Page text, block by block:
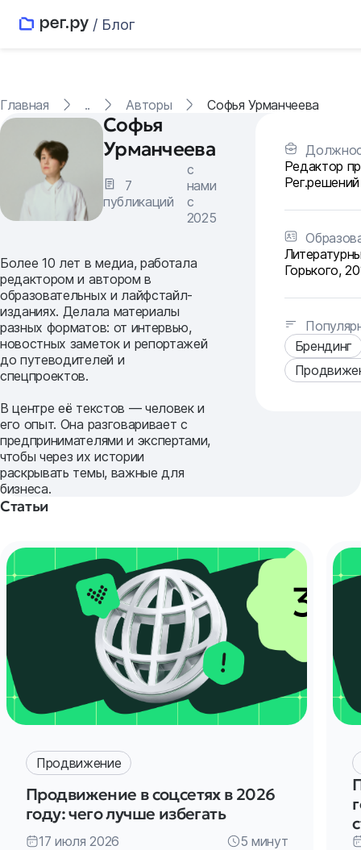
/ Блог
Главная .. Авторы Софья Урманчеева
Софья
Урманчеева
7
публикаций
с
нами
с
2025
Более 10 лет в медиа, работала
редактором и автором в
образовательных и лайфстайл-
изданиях. Делала материалы
разных форматов: от интервью,
новостных заметок и репортажей
до путеводителей и
спецпроектов.
В центре её текстов — человек и
его опыт. Она разговаривает с
предпринимателями и экспертами,
чтобы через их истории
раскрывать темы, важные для
бизнеса.
Редактор
Рег.решений
Горького,
Брендинг
Статьи
Продвижение
Продвижение в соцсетях в 2026
году: чего лучше избегать
17 июля 2026 5 минут